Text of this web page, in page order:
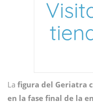
La figura del Geriatra
en la fase final de la